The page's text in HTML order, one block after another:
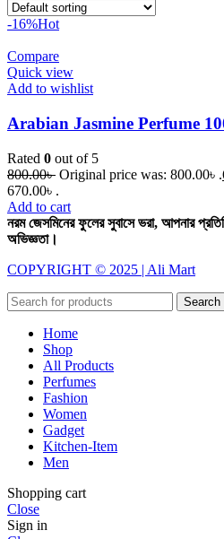
-16%Hot
Compare
Quick view
Add to wishlist
Arabian Jasmine Perfume
Rated 0 out of 5
800.00৳ Original price was: 800.00৳ .
670.00৳ .
Add to cart
নরম জেসমিনের ফুলের সুবাসে ভরা, আপনার
অভিজ্ঞতা।
COPYRIGHT © 2025 | Ali Mart
Search
Home
Shop
All Products
Perfumes
Fashion
Women
Gadget
Kitchen-Item
Men
Shopping cart
Close
Sign in